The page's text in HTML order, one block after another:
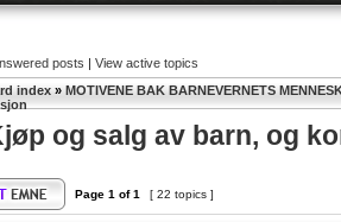
posts | View active topics
index » MOTIVENE BAK BARNEVERNETS
og salg av barn, og
Page 1 of1 [ 22 topics ]